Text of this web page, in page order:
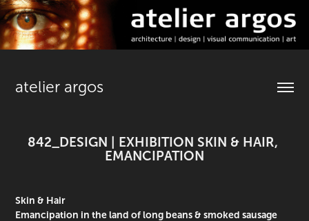
atelier argos
842_DESIGN | EXHIBITION SKIN & HAIR,
EMANCIPATION
Skin & Hair
Emancipation in the land of long beans & smoked sausage